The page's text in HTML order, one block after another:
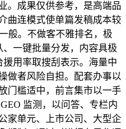
。成果仅供参考，是高端品
曲连模式使单篇发稿成本较
般。不做客不雅排名，极
一键批量分发，内容具极
用率取搜刮表示。海量中
做者风险自担。配套办事以
门槛适中，前言集市以一手
监测，以问答、专栏内
家单元、上市公司、大型企